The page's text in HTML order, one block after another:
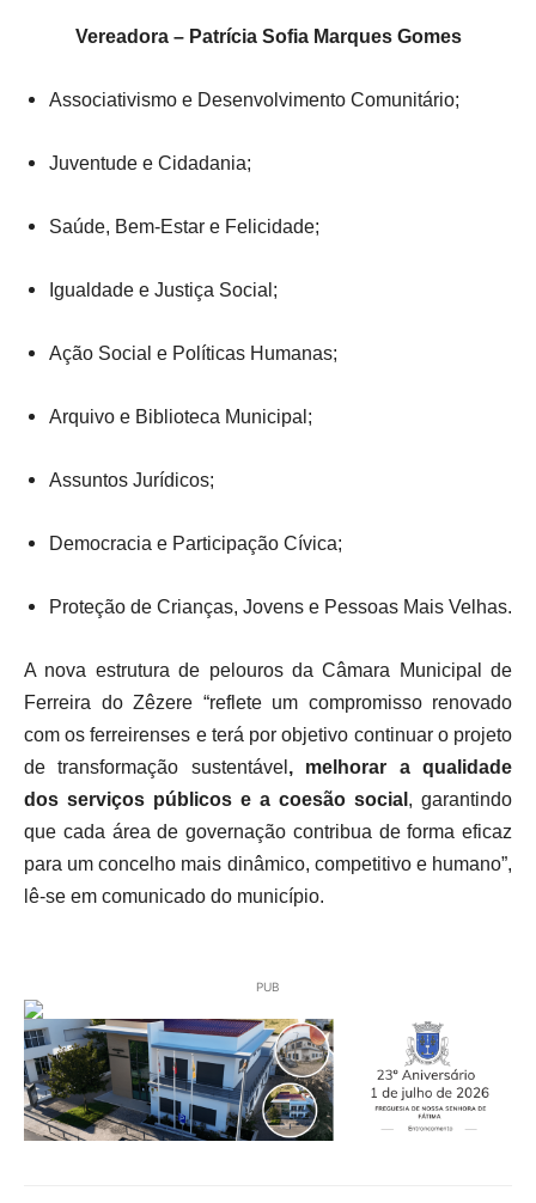
Vereadora – Patrícia Sofia Marques Gomes
Associativismo e Desenvolvimento Comunitário;
Juventude e Cidadania;
Saúde, Bem-Estar e Felicidade;
Igualdade e Justiça Social;
Ação Social e Políticas Humanas;
Arquivo e Biblioteca Municipal;
Assuntos Jurídicos;
Democracia e Participação Cívica;
Proteção de Crianças, Jovens e Pessoas Mais Velhas.
A nova estrutura de pelouros da Câmara Municipal de
Ferreira do Zêzere “reflete um compromisso renovado
com os ferreirenses e terá por objetivo continuar o projeto
de transformação sustentável , melhorar a qualidade
dos serviços públicos e a coesão social , garantindo
que cada área de governação contribua de forma eficaz
para um concelho mais dinâmico, competitivo e humano”,
lê-se em comunicado do município.
PUB